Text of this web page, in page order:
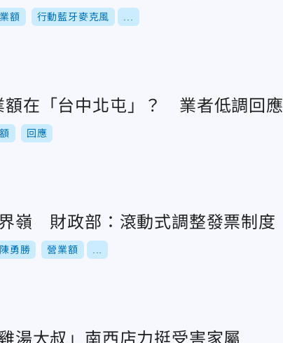
額 行動藍牙麥克風
額在「台中北屯」？ 業者低調回
回應
嶺 財政部：滾動式調整發票制度
陳勇勝 營業額
湯大叔」南西店力挺受害家屬